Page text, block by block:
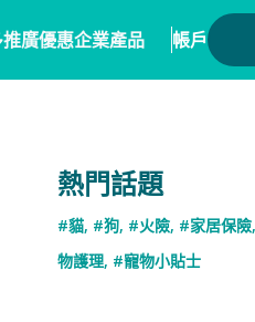
推廣優惠企業產品
數碼保險
數字資產保險
帳戶
熱門話題
#貓, #狗, #火險, #家居保險,
物護理, #寵物小貼士